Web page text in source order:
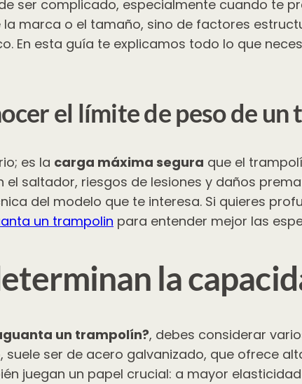
ser complicado, especialmente cuando te
la marca o el tamaño, sino de factores
En esta guía te explicamos todo lo que
el límite de peso de un
es la carga máxima segura que el
saltador, riesgos de lesiones y daños
del modelo que te interesa. Si quieres
un trampolin para entender mejor las
la
un trampolín?, debes considerar
ser de acero galvanizado, que ofrece
juegan un papel crucial: a mayor